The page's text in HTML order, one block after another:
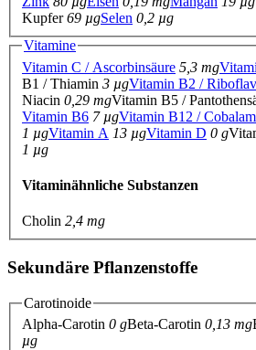
Kupfer69 µgSelen 0,2 µg
Vitamine
Vitamin C / Ascorbinsäure 5,3 mg
B1 / Thiamin 3 µgVitamin B2 /
Niacin 0,29 mgVitamin B5 /
Vitamin B6 7 µgVitamin B12 /
1 µgVitamin A 13 µgVitamin D 0 g
1 µg
Vitaminähnliche Substanzen
Cholin 2,4 mg
Sekundäre Pflanzenstoffe
Carotinoide
Alpha-Carotin 0 gBeta-Carotin 0,13 mg
µg